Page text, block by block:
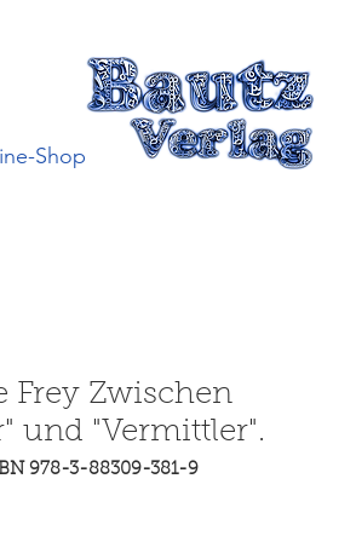
Shop
Frey Zwischen
und "Vermittler".
978-3-88309-381-9